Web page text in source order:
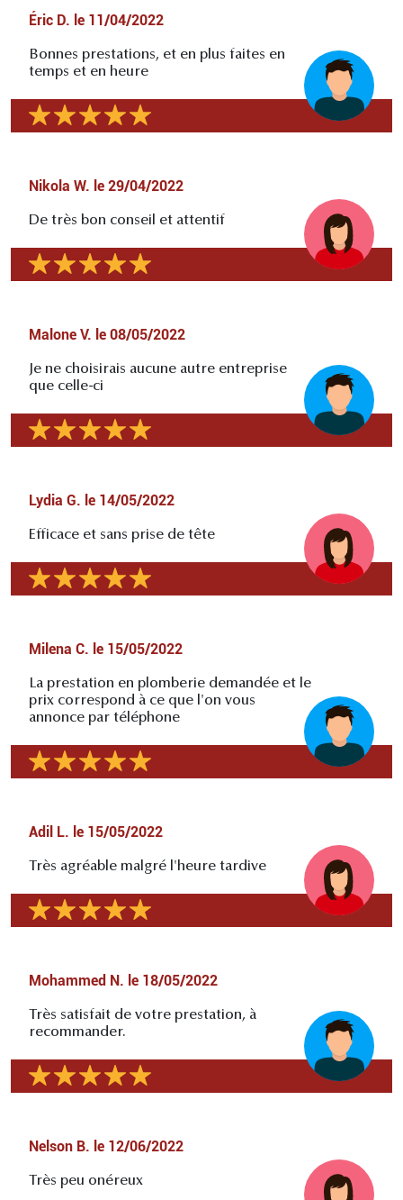
Éric D. le 11/04/2022
Bonnes prestations, et en plus faites en
temps et en heure
Nikola W. le 29/04/2022
De très bon conseil et attentif
Malone V. le 08/05/2022
Je ne choisirais aucune autre entreprise
que celle-ci
Lydia G. le 14/05/2022
Efficace et sans prise de tête
Milena C. le 15/05/2022
La prestation en plomberie demandée et le
prix correspond à ce que l'on vous
annonce par téléphone
Adil L. le 15/05/2022
Très agréable malgré l'heure tardive
Mohammed N. le 18/05/2022
Très satisfait de votre prestation, à
recommander.
Nelson B. le 12/06/2022
Très peu onéreux